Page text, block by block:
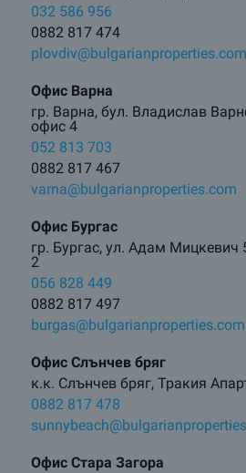
032 586 956
0882 817 474
plovdiv@bulgarianproperties.com
Офис Варна
гр. Варна, бул. Владислав
офис 4
052 813 703
0882 817 467
varna@bulgarianproperties.com
Офис Бургас
гр. Бургас, ул. Адам Мицкевич
2
056 828 449
0882 817 497
burgas@bulgarianproperties.com
Офис Слънчев бряг
к.к. Слънчев бряг, Тракия
0882 817 478
Офис Стара Загора